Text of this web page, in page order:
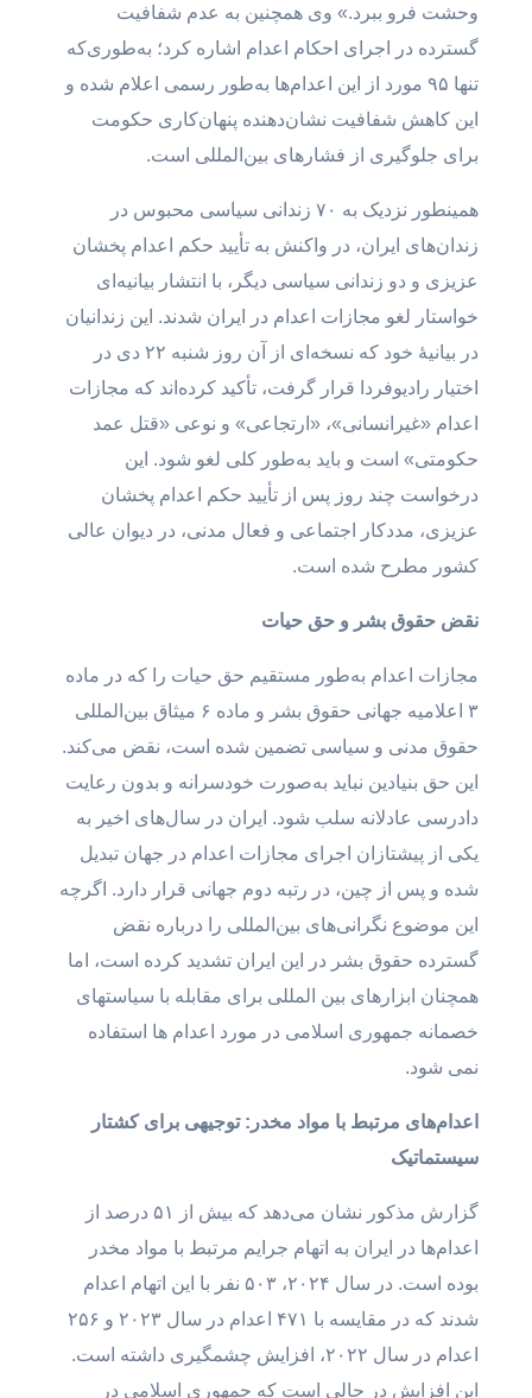
وحشت فرو ببرد.» وی همچنین به عدم شفافیت
گسترده در اجرای احکام اعدام اشاره کرد؛ به‌طوری‌که
تنها ۹۵ مورد از این اعدام‌ها به‌طور رسمی اعلام شده و
این کاهش شفافیت نشان‌دهنده پنهان‌کاری حکومت
برای جلوگیری از فشارهای بین‌المللی است.
همینطور نزدیک به ۷۰ زندانی سیاسی محبوس در
زندان‌های ایران، در واکنش به تأیید حکم اعدام پخشان
عزیزی و دو زندانی سیاسی دیگر، با انتشار بیانیه‌ای
خواستار لغو مجازات اعدام در ایران شدند. این زندانیان
در بیانیهٔ خود که نسخه‌ای از آن روز شنبه ۲۲ دی در
اختیار رادیوفردا قرار گرفت، تأکید کرده‌اند که مجازات
اعدام «غیرانسانی»، «ارتجاعی» و نوعی «قتل عمد
حکومتی» است و باید به‌طور کلی لغو شود. این
درخواست چند روز پس از تأیید حکم اعدام پخشان
عزیزی، مددکار اجتماعی و فعال مدنی، در دیوان عالی
کشور مطرح شده است.
نقض حقوق بشر و حق حیات
مجازات اعدام به‌طور مستقیم حق حیات را که در ماده
۳ اعلامیه جهانی حقوق بشر و ماده ۶ میثاق بین‌المللی
حقوق مدنی و سیاسی تضمین شده است، نقض می‌کند.
این حق بنیادین نباید به‌صورت خودسرانه و بدون رعایت
دادرسی عادلانه سلب شود. ایران در سال‌های اخیر به
یکی از پیشتازان اجرای مجازات اعدام در جهان تبدیل
شده و پس از چین، در رتبه دوم جهانی قرار دارد. اگرچه
این موضوع نگرانی‌های بین‌المللی را درباره نقض
گسترده حقوق بشر در این ایران تشدید کرده است، اما
همچنان ابزارهای بین المللی برای مقابله با سیاستهای
خصمانه جمهوری اسلامی در مورد اعدام ها استفاده
نمی شود.
اعدام‌های مرتبط با مواد مخدر: توجیهی برای کشتار
سیستماتیک
گزارش مذکور نشان می‌دهد که بیش از ۵۱ درصد از
اعدام‌ها در ایران به اتهام جرایم مرتبط با مواد مخدر
بوده است. در سال ۲۰۲۴، ۵۰۳ نفر با این اتهام اعدام
شدند که در مقایسه با ۴۷۱ اعدام در سال ۲۰۲۳ و ۲۵۶
اعدام در سال ۲۰۲۲، افزایش چشمگیری داشته است.
این افزایش در حالی است که جمهوری اسلامی در